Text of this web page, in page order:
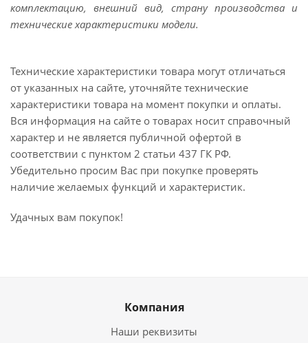
комплектацию, внешний вид, страну производства и
технические характеристики модели.
Технические характеристики товара могут отличаться
от указанных на сайте, уточняйте технические
характеристики товара на момент покупки и оплаты.
Вся информация на сайте о товарах носит справочный
характер и не является публичной офертой в
соответствии с пунктом 2 статьи 437 ГК РФ.
Убедительно просим Вас при покупке проверять
наличие желаемых функций и характеристик.
Удачных вам покупок!
Компания
Наши реквизиты